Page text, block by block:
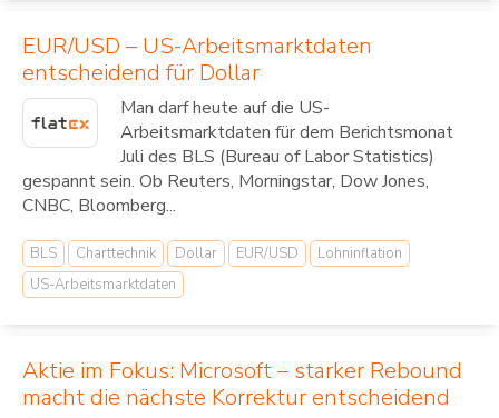
EUR/USD – US-Arbeitsmarktdaten
entscheidend für Dollar
Man darf heute auf die US-
Arbeitsmarktdaten für dem Berichtsmonat
Juli des BLS (Bureau of Labor Statistics)
gespannt sein. Ob Reuters, Morningstar, Dow Jones,
CNBC, Bloomberg...
BLS Charttechnik Dollar EUR/USD
Lohninflation
US-Arbeitsmarktdaten
Aktie im Fokus: Microsoft – starker Rebound
macht die nächste Korrektur entscheidend